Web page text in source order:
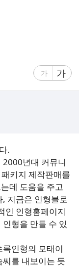
글
가
글
자
가
.
2000년대 커뮤니
키지 제작판매를
데 도움을 주고
지금은 인형블로
인 인형홈페이지
형을 만들 수 있
인형의 모태이
를 내보이는 듯